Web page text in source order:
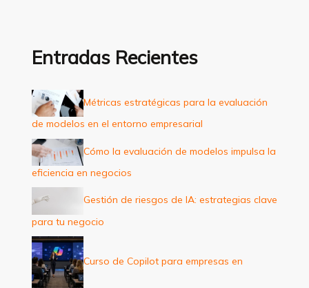
a
p
o
r
:
Entradas Recientes
Métricas estratégicas para la evaluación
de modelos en el entorno empresarial
Cómo la evaluación de modelos impulsa la
eficiencia en negocios
Gestión de riesgos de IA: estrategias clave
para tu negocio
Curso de Copilot para empresas en